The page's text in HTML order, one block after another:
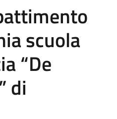
scuola
“De
di